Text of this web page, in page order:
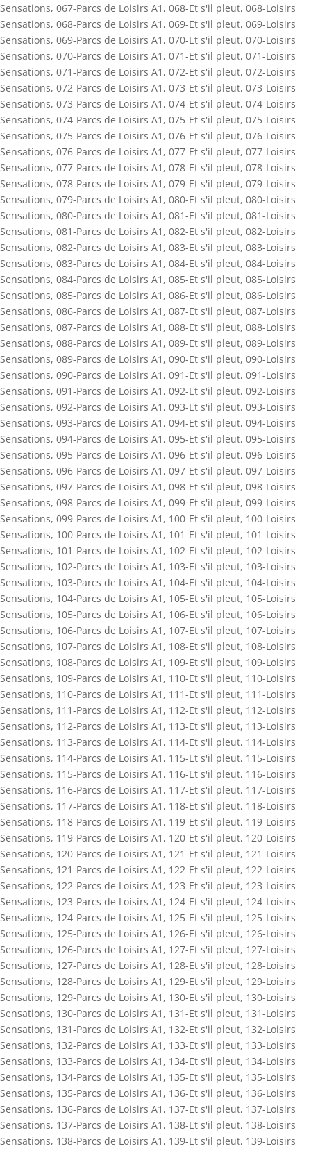
Sensations, 067-Parcs de Loisirs A1 , 068-Et s'il pleut, 068-Loisirs
Sensations, 068-Parcs de Loisirs A1 , 069-Et s'il pleut, 069-Loisirs
Sensations, 069-Parcs de Loisirs A1 , 070-Et s'il pleut, 070-Loisirs
Sensations, 070-Parcs de Loisirs A1 , 071-Et s'il pleut, 071-Loisirs
Sensations, 071-Parcs de Loisirs A1 , 072-Et s'il pleut, 072-Loisirs
Sensations, 072-Parcs de Loisirs A1 , 073-Et s'il pleut, 073-Loisirs
Sensations, 073-Parcs de Loisirs A1 , 074-Et s'il pleut, 074-Loisirs
Sensations, 074-Parcs de Loisirs A1 , 075-Et s'il pleut, 075-Loisirs
Sensations, 075-Parcs de Loisirs A1 , 076-Et s'il pleut, 076-Loisirs
Sensations, 076-Parcs de Loisirs A1 , 077-Et s'il pleut, 077-Loisirs
Sensations, 077-Parcs de Loisirs A1 , 078-Et s'il pleut, 078-Loisirs
Sensations, 078-Parcs de Loisirs A1 , 079-Et s'il pleut, 079-Loisirs
Sensations, 079-Parcs de Loisirs A1 , 080-Et s'il pleut, 080-Loisirs
Sensations, 080-Parcs de Loisirs A1 , 081-Et s'il pleut, 081-Loisirs
Sensations, 081-Parcs de Loisirs A1 , 082-Et s'il pleut, 082-Loisirs
Sensations, 082-Parcs de Loisirs A1 , 083-Et s'il pleut, 083-Loisirs
Sensations, 083-Parcs de Loisirs A1 , 084-Et s'il pleut, 084-Loisirs
Sensations, 084-Parcs de Loisirs A1 , 085-Et s'il pleut, 085-Loisirs
Sensations, 085-Parcs de Loisirs A1 , 086-Et s'il pleut, 086-Loisirs
Sensations, 086-Parcs de Loisirs A1 , 087-Et s'il pleut, 087-Loisirs
Sensations, 087-Parcs de Loisirs A1 , 088-Et s'il pleut, 088-Loisirs
Sensations, 088-Parcs de Loisirs A1 , 089-Et s'il pleut, 089-Loisirs
Sensations, 089-Parcs de Loisirs A1 , 090-Et s'il pleut, 090-Loisirs
Sensations, 090-Parcs de Loisirs A1 , 091-Et s'il pleut, 091-Loisirs
Sensations, 091-Parcs de Loisirs A1 , 092-Et s'il pleut, 092-Loisirs
Sensations, 092-Parcs de Loisirs A1 , 093-Et s'il pleut, 093-Loisirs
Sensations, 093-Parcs de Loisirs A1 , 094-Et s'il pleut, 094-Loisirs
Sensations, 094-Parcs de Loisirs A1 , 095-Et s'il pleut, 095-Loisirs
Sensations, 095-Parcs de Loisirs A1 , 096-Et s'il pleut, 096-Loisirs
Sensations, 096-Parcs de Loisirs A1 , 097-Et s'il pleut, 097-Loisirs
Sensations, 097-Parcs de Loisirs A1 , 098-Et s'il pleut, 098-Loisirs
Sensations, 098-Parcs de Loisirs A1 , 099-Et s'il pleut, 099-Loisirs
Sensations, 099-Parcs de Loisirs A1 , 100-Et s'il pleut, 100-Loisirs
Sensations, 100-Parcs de Loisirs A1 , 101-Et s'il pleut, 101-Loisirs
Sensations, 101-Parcs de Loisirs A1 , 102-Et s'il pleut, 102-Loisirs
Sensations, 102-Parcs de Loisirs A1 , 103-Et s'il pleut, 103-Loisirs
Sensations, 103-Parcs de Loisirs A1 , 104-Et s'il pleut, 104-Loisirs
Sensations, 104-Parcs de Loisirs A1 , 105-Et s'il pleut, 105-Loisirs
Sensations, 105-Parcs de Loisirs A1 , 106-Et s'il pleut, 106-Loisirs
Sensations, 106-Parcs de Loisirs A1 , 107-Et s'il pleut, 107-Loisirs
Sensations, 107-Parcs de Loisirs A1 , 108-Et s'il pleut, 108-Loisirs
Sensations, 108-Parcs de Loisirs A1 , 109-Et s'il pleut, 109-Loisirs
Sensations, 109-Parcs de Loisirs A1 , 110-Et s'il pleut, 110-Loisirs
Sensations, 110-Parcs de Loisirs A1 , 111-Et s'il pleut, 111-Loisirs
Sensations, 111-Parcs de Loisirs A1 , 112-Et s'il pleut, 112-Loisirs
Sensations, 112-Parcs de Loisirs A1 , 113-Et s'il pleut, 113-Loisirs
Sensations, 113-Parcs de Loisirs A1 , 114-Et s'il pleut, 114-Loisirs
Sensations, 114-Parcs de Loisirs A1 , 115-Et s'il pleut, 115-Loisirs
Sensations, 115-Parcs de Loisirs A1 , 116-Et s'il pleut, 116-Loisirs
Sensations, 116-Parcs de Loisirs A1 , 117-Et s'il pleut, 117-Loisirs
Sensations, 117-Parcs de Loisirs A1 , 118-Et s'il pleut, 118-Loisirs
Sensations, 118-Parcs de Loisirs A1 , 119-Et s'il pleut, 119-Loisirs
Sensations, 119-Parcs de Loisirs A1 , 120-Et s'il pleut, 120-Loisirs
Sensations, 120-Parcs de Loisirs A1 , 121-Et s'il pleut, 121-Loisirs
Sensations, 121-Parcs de Loisirs A1 , 122-Et s'il pleut, 122-Loisirs
Sensations, 122-Parcs de Loisirs A1 , 123-Et s'il pleut, 123-Loisirs
Sensations, 123-Parcs de Loisirs A1 , 124-Et s'il pleut, 124-Loisirs
Sensations, 124-Parcs de Loisirs A1 , 125-Et s'il pleut, 125-Loisirs
Sensations, 125-Parcs de Loisirs A1 , 126-Et s'il pleut, 126-Loisirs
Sensations, 126-Parcs de Loisirs A1 , 127-Et s'il pleut, 127-Loisirs
Sensations, 127-Parcs de Loisirs A1 , 128-Et s'il pleut, 128-Loisirs
Sensations, 128-Parcs de Loisirs A1 , 129-Et s'il pleut, 129-Loisirs
Sensations, 129-Parcs de Loisirs A1 , 130-Et s'il pleut, 130-Loisirs
Sensations, 130-Parcs de Loisirs A1 , 131-Et s'il pleut, 131-Loisirs
Sensations, 131-Parcs de Loisirs A1 , 132-Et s'il pleut, 132-Loisirs
Sensations, 132-Parcs de Loisirs A1 , 133-Et s'il pleut, 133-Loisirs
Sensations, 133-Parcs de Loisirs A1 , 134-Et s'il pleut, 134-Loisirs
Sensations, 134-Parcs de Loisirs A1 , 135-Et s'il pleut, 135-Loisirs
Sensations, 135-Parcs de Loisirs A1 , 136-Et s'il pleut, 136-Loisirs
Sensations, 136-Parcs de Loisirs A1 , 137-Et s'il pleut, 137-Loisirs
Sensations, 137-Parcs de Loisirs A1 , 138-Et s'il pleut, 138-Loisirs
Sensations, 138-Parcs de Loisirs A1 , 139-Et s'il pleut, 139-Loisirs